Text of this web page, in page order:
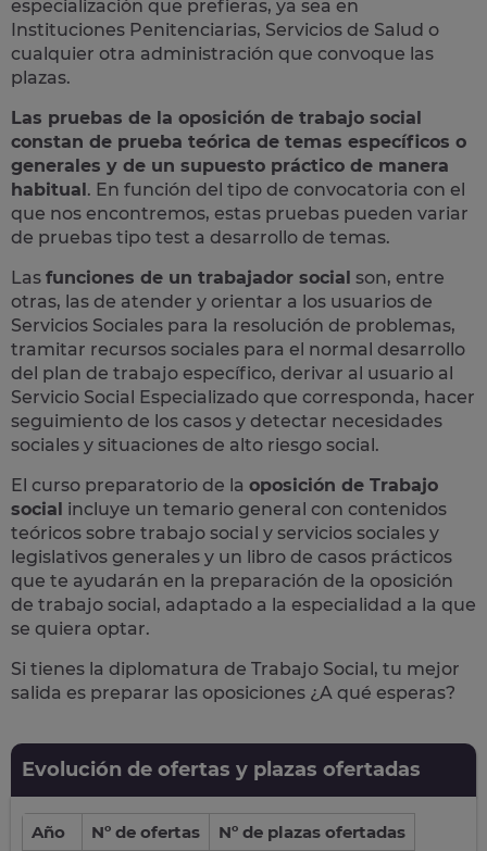
especialización que prefieras, ya sea en
Instituciones Penitenciarias, Servicios de Salud o
cualquier otra administración que convoque las
plazas.
Las pruebas de la oposición de trabajo social
constan de prueba teórica de temas específicos o
generales y de un supuesto práctico de manera
habitual. En función del tipo de convocatoria con el
que nos encontremos, estas pruebas pueden variar
de pruebas tipo test a desarrollo de temas.
Las funciones de un trabajador social son, entre
otras, las de atender y orientar a los usuarios de
Servicios Sociales para la resolución de problemas,
tramitar recursos sociales para el normal desarrollo
del plan de trabajo específico, derivar al usuario al
Servicio Social Especializado que corresponda, hacer
seguimiento de los casos y detectar necesidades
sociales y situaciones de alto riesgo social.
El curso preparatorio de la oposición de Trabajo
social incluye un temario general con contenidos
teóricos sobre trabajo social y servicios sociales y
legislativos generales y un libro de casos prácticos
que te ayudarán en la preparación de la oposición
de trabajo social, adaptado a la especialidad a la que
se quiera optar.
Si tienes la diplomatura de Trabajo Social, tu mejor
salida es preparar las oposiciones ¿A qué esperas?
Evolución de ofertas y plazas ofertadas
Año Nº de ofertas Nº de plazas ofertadas